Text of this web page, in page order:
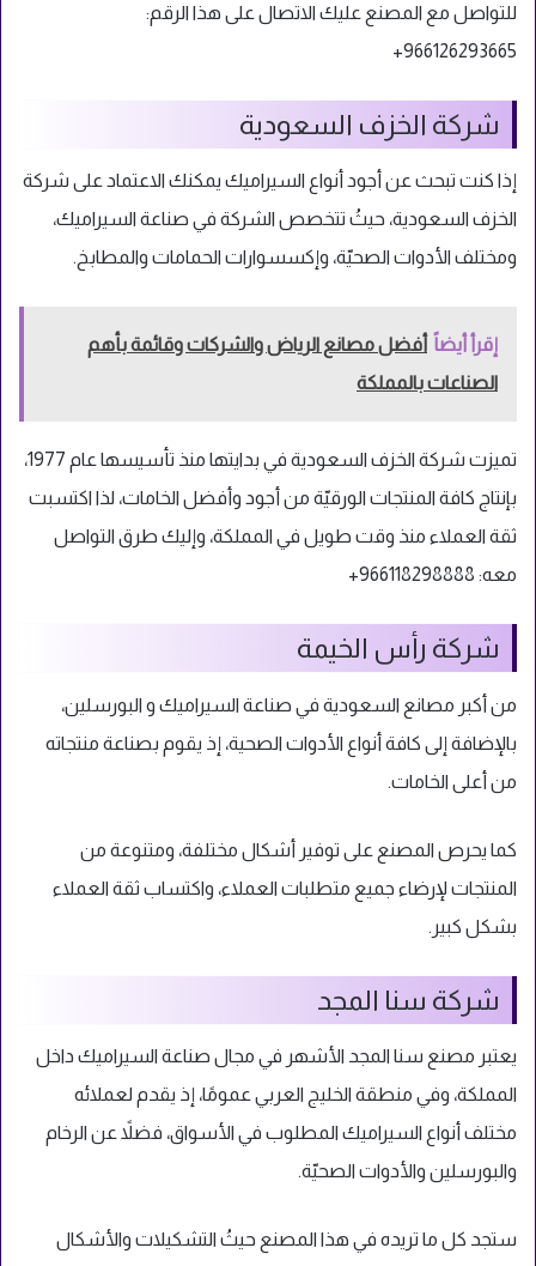
للتواصل مع المصنع عليك الاتصال على هذا الرقم:
966126293665+
شركة الخزف السعودية
إذا كنت تبحث عن أجود أنواع السيراميك يمكنك الاعتماد على شركة
الخزف السعودية، حيثُ تتخصص الشركة في صناعة السيراميك،
ومختلف الأدوات الصحيّة، وإكسسوارات الحمامات والمطابخ.
إقرأ أيضاً أفضل مصانع الرياض والشركات وقائمة بأهم
الصناعات بالمملكة
تميزت شركة الخزف السعودية في بدايتها منذ تأسيسها عام 1977،
بإنتاج كافة المنتجات الورقيّة من أجود وأفضل الخامات، لذا اكتسبت
ثقة العملاء منذ وقت طويل في المملكة، وإليك طرق التواصل
معه: 966118298888+
شركة رأس الخيمة
من أكبر مصانع السعودية في صناعة السيراميك و البورسلين،
بالإضافة إلى كافة أنواع الأدوات الصحية، إذ يقوم بصناعة منتجاته
من أعلى الخامات.
كما يحرص المصنع على توفير أشكال مختلفة، ومتنوعة من
المنتجات لإرضاء جميع متطلبات العملاء، واكتساب ثقة العملاء
بشكل كبير.
شركة سنا المجد
يعتبر مصنع سنا المجد الأشهر في مجال صناعة السيراميك داخل
المملكة، وفي منطقة الخليج العربي عمومًا، إذ يقدم لعملائه
مختلف أنواع السيراميك المطلوب في الأسواق، فضلاً عن الرخام
والبورسلين والأدوات الصحيّة.
ستجد كل ما تريده في هذا المصنع حيثُ التشكيلات والأشكال